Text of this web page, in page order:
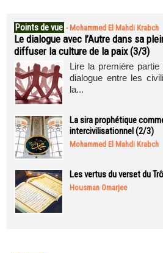
Points de vue - Mohammed El Mahdi Krabch
Le dialogue avec l’Autre dans sa
diffuser la culture de la paix (3/3)
Lire la première
dialogue entre les
la...
La sira prophétique
intercivilisationnel (2/3)
Mohammed El Mahdi Krabch
Les vertus du verset du
Housman Omarjee